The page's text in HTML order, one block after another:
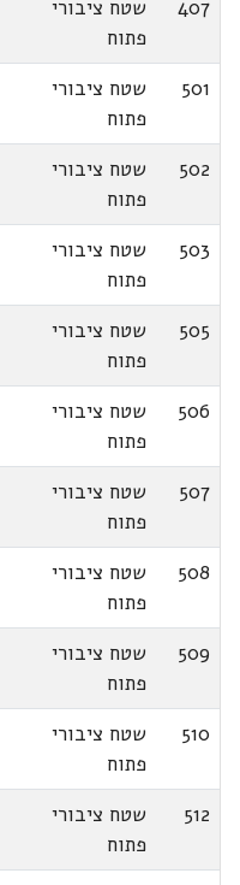
407
שטח ציבורי
פתוח
501
שטח ציבורי
פתוח
502
שטח ציבורי
פתוח
503
שטח ציבורי
פתוח
505
שטח ציבורי
פתוח
506
שטח ציבורי
פתוח
507
שטח ציבורי
פתוח
508
שטח ציבורי
פתוח
509
שטח ציבורי
פתוח
510
שטח ציבורי
פתוח
512
שטח ציבורי
פתוח